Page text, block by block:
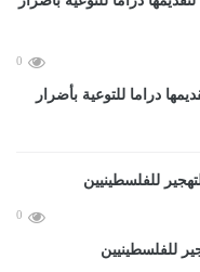
0
دراما للتوعية بأضرار
0
للفلسطينيين